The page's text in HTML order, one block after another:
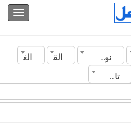
نوع العقار القسم
الغرف
تاريخ الانشاء